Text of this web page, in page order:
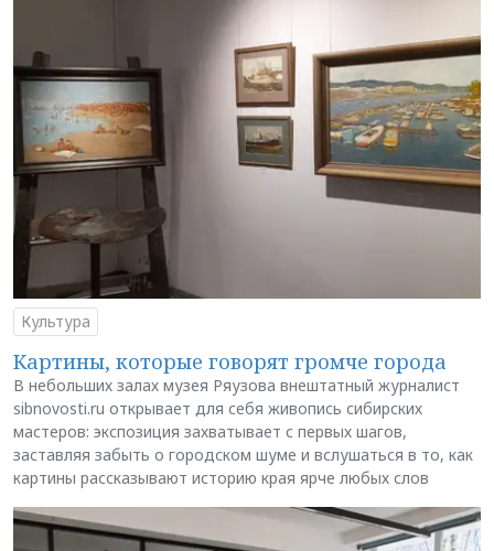
Культура
Картины, которые говорят громче города
В небольших залах музея Ряузова внештатный журналист
sibnovosti.ru открывает для себя живопись сибирских
мастеров: экспозиция захватывает с первых шагов,
заставляя забыть о городском шуме и вслушаться в то, как
картины рассказывают историю края ярче любых слов